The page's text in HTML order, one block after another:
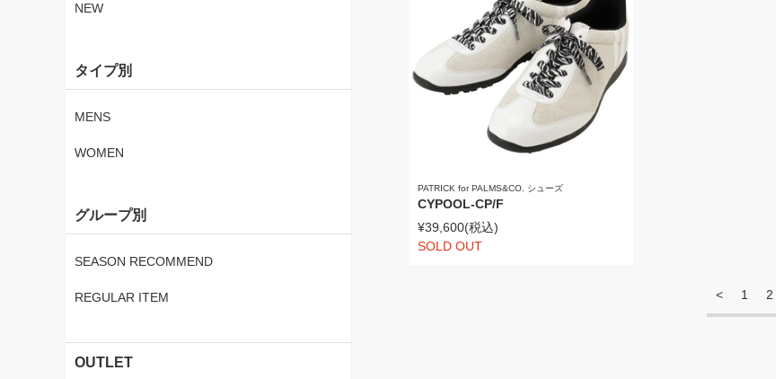
PATRICK for PALMS&CO. シューズ
CYPOOL-CP/F
¥39,600(税込)
SOLD OUT
< 1 2
NEW
タイプ別
MENS
WOMEN
グループ別
SEASON RECOMMEND
REGULAR ITEM
OUTLET